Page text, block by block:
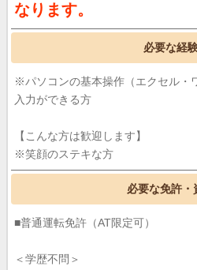
なります。
必要な経
※パソコンの基本操作（エクセル・
入力ができる方
【こんな方は歓迎します】
※笑顔のステキな方
必要な免許・
■普通運転免許（AT限定可）
＜学歴不問＞